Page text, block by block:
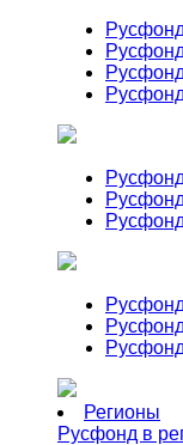
Регионы
Русфонд в